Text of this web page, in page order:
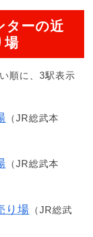
ターの近
場
順に、3駅表示
（JR総武本
（JR総武本
り場 （JR総武